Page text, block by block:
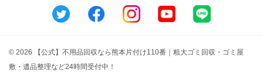
© 2026 【公式】不用品回収なら熊本片付け110番｜粗大ゴミ回収・ゴミ屋
敷・遺品整理など24時間受付中！